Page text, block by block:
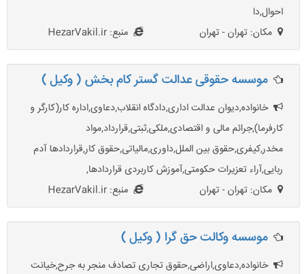
احوال,دا
مکان: تهران - تهران
منبع: HezarVakil.ir
موسسه حقوقی عدالت گستر کام بخش ( وکیل )
خانواده,دیوان عدالت اداری,دادگاه انقلاب,دعاوی,اداره کار(کارگر و
کارفرما),جرائم مالی و اقتصادی,ملکی,ثبتی,قرارداد,مواد
مخدر,کیفری,حقوق بین الملل,داوری,مالیاتی,حقوق کار,قراردادها آدم
ربایی,آراء تعزیرات حکومتی,آموزش کاربردی قراردادها,
مکان: تهران - تهران
منبع: HezarVakil.ir
موسسه وکالت حق گرا ( وکیل )
خانواده,دعاوی,اراضی,حقوق تجاری تصادف منجر به جرح,خیانت